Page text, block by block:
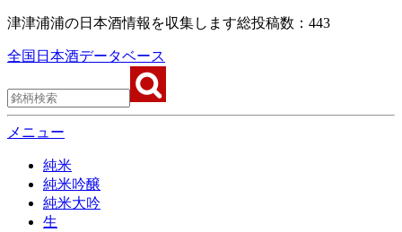
津津浦浦の日本酒情報を収集します総投稿数：443
全国日本酒データベース
メニュー
純米
純米吟醸
純米大吟
生